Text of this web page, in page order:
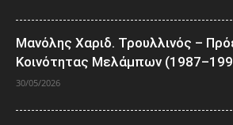
Μανόλης Χαριδ. Τρουλλινός –
Κοινότητας Μελάμπων
30/05/2026